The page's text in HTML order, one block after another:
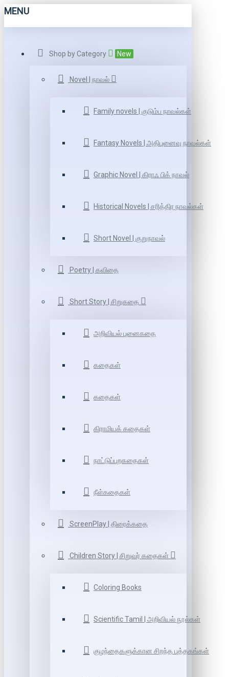
MENU
Shop by Category New
Novel | நாவல்
Family novels | குடும்ப நாவல்கள்
Fantasy Novels | அதிபுனைவு நாவல்கள்
Graphic Novel | கிராஃ பிக் நாவல்
Historical Novels | சரித்திர நாவல்கள்
Short Novel | குறுநாவல்
Poetry | கவிதை
Short Story | சிறுகதை
அறிவியல் புனைகதை
கதைகள்
கதைகள்
கிராமியக் கதைகள்
நாட்டுப்புறகதைகள்
நீள்கதைகள்
ScreenPlay | திரைக்கதை
Children Story | சிறுவர் கதைகள்
Coloring Books
Scientific Tamil | அறிவியல் நூல்கள்
குழந்தைகளுக்கான சிறந்த புத்தகங்கள்